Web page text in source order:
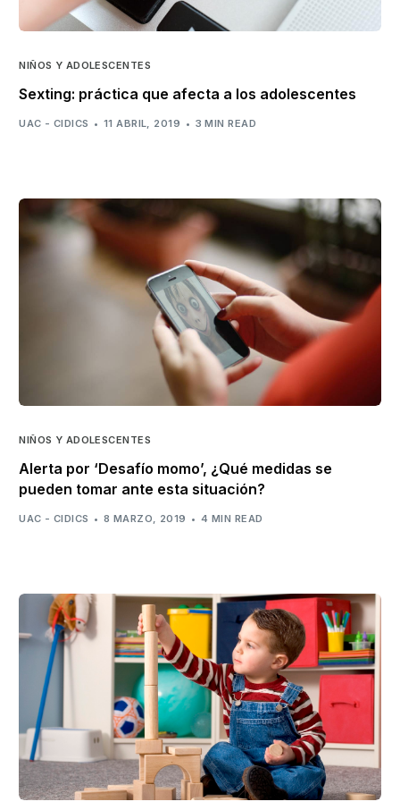
NIÑOS Y ADOLESCENTES
Sexting: práctica que afecta a los adolescentes
UAC - CIDICS 11 ABRIL, 2019 3 MIN READ
NIÑOS Y ADOLESCENTES
Alerta por ‘Desafío momo’, ¿Qué medidas se
pueden tomar ante esta situación?
UAC - CIDICS 8 MARZO, 2019 4 MIN READ